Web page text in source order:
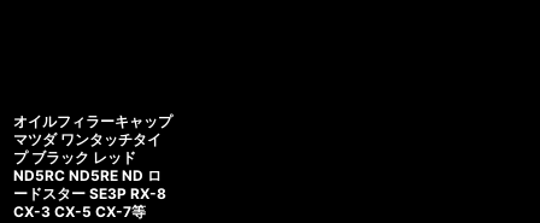
オイルフィラーキャップ
マツダ ワンタッチタイ
プ ブラック レッド
ND5RC ND5RE ND ロ
ードスター SE3P RX-8
CX-3 CX-5 CX-7等